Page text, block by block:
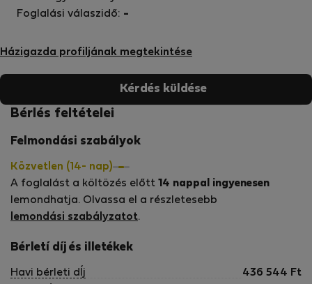
Házigazda profiljának megtekintése
Foglalási válaszidő: -
Kérdés küldése
Bérlés feltételei
Felmondási szabályok
Közvetlen (14- nap)
A foglalást a költözés előtt 14 nappal ingyenesen
lemondhatja. Olvassa el a részletesebb
lemondási szabályzatot.
Bérletí díj és illetékek
Havi bérleti dÍj 436 544 Ft